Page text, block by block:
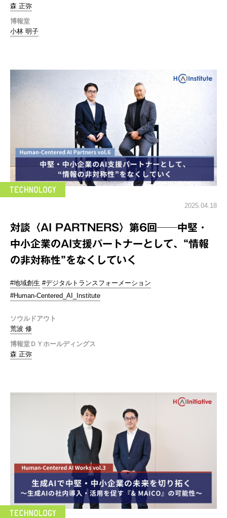
森 正弥
博報堂
小林 明子
2025.04.18
対談〈AI PARTNERS〉第6回──中堅・
中小企業のAI支援パートナーとして、“情報
の非対称性”をなくしていく
#地域創生 #デジタルトランスフォーメーション
#Human-Centered_AI_Institute
ソウルドアウト
荒波 修
博報堂ＤＹホールディングス
森 正弥